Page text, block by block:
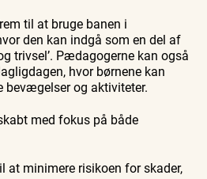
til at bruge banen i
den kan indgå som en del af
trivsel’. Pædagogerne kan også
hvor børnene kan
bevægelser og aktiviteter.
med fokus på både
at minimere risikoen for skader,